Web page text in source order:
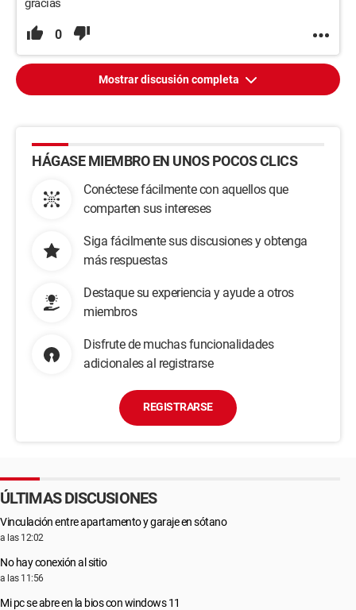
gracias
0
Mostrar discusión completa
HÁGASE MIEMBRO EN UNOS POCOS CLICS
Conéctese fácilmente con aquellos que
comparten sus intereses
Siga fácilmente sus discusiones y obtenga
más respuestas
Destaque su experiencia y ayude a otros
miembros
Disfrute de muchas funcionalidades
adicionales al registrarse
REGISTRARSE
ÚLTIMAS DISCUSIONES
Vinculación entre apartamento y garaje en sótano
a las 12:02
No hay conexión al sitio
a las 11:56
Mi pc se abre en la bios con windows 11